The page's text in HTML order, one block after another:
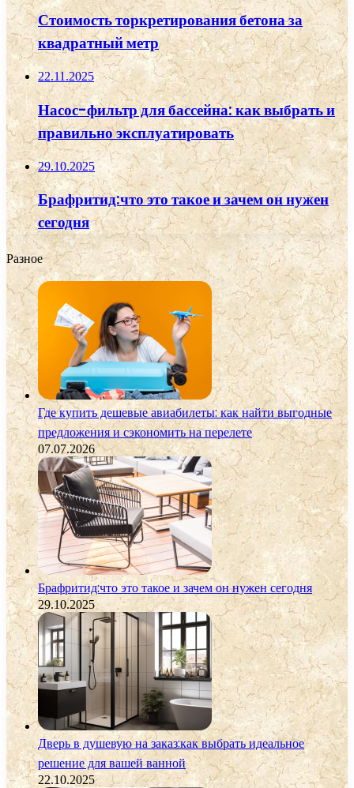
Стоимость торкретирования бетона за
квадратный метр
22.11.2025
Насос-фильтр для бассейна: как выбрать и
правильно эксплуатировать
29.10.2025
Брафритид:что это такое и зачем он нужен
сегодня
Разное
Где купить дешевые авиабилеты: как найти выгодные
предложения и сэкономить на перелете
07.07.2026
Брафритид:что это такое и зачем он нужен сегодня
29.10.2025
Дверь в душевую на заказ:как выбрать идеальное
решение для вашей ванной
22.10.2025